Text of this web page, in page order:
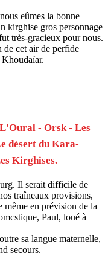
eûmes la bonne
kirghise gros personnage
très-gracieux pour nous.
de cet air de perfide
- Orsk - Les
désert du Kara-
Kirghises.
Il serait difficile de
traîneaux provisions,
même en prévision de la
Paul, loué à
sa langue maternelle,
secours.